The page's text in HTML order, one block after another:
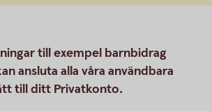
till exempel barnbidrag
ansluta alla våra användbara
till ditt Privatkonto.